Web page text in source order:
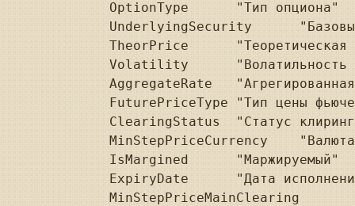
OptionType	"Тип опциона"	typeof(string));
UnderlyingSecurity	"Базовый актив"	typeof(string));
TheorPrice	"Теоретическая цена"	typeof(decimal));
Volatility	"Волатильность опциона"	typeof(decimal));
AggregateRate	"Агрегированная ставка"	typeof(decimal));
FuturePriceType	"Тип цены фьючерса"	typeof(string));
ClearingStatus	"Статус клиринга"	typeof(string));
MinStepPriceCurrency	"Валюта шага цены"	typeof(string));
IsMargined	"Маржируемый"	typeof(string));
ExpiryDate	"Дата исполнения инструмента"	typeof(DateTime));
MinStepPriceMainClearing	"Стоимость шага цены для клиринга"	typeof(decimal));